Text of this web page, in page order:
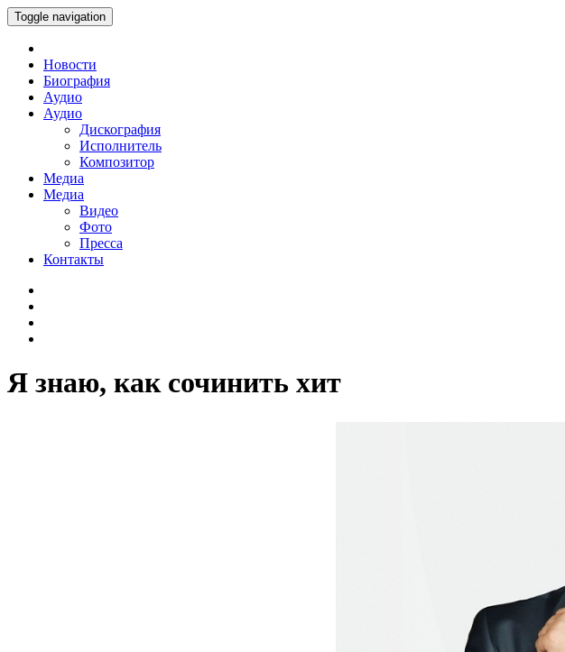
Toggle navigation
Новости
Биография
Аудио
Аудио
Дискография
Исполнитель
Композитор
Медиа
Медиа
Видео
Фото
Пресса
Контакты
Я знаю, как сочинить хит